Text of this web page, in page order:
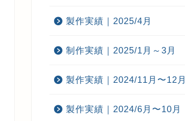
製作実績｜2025/4月
制作実績｜2025/1月～3月
製作実績｜2024/11月〜12月
製作実績｜2024/6月〜10月